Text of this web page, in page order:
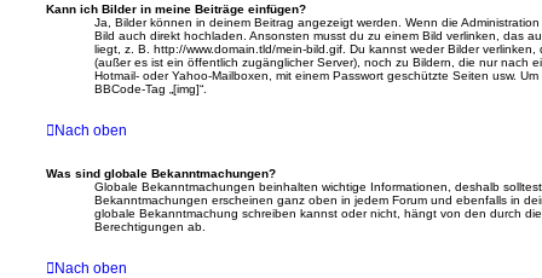
Kann ich Bilder in meine Beiträge einfügen?
Ja, Bilder können in deinem Beitrag angezeigt werden. Wenn die
Bild auch direkt hochladen. Ansonsten musst du zu einem Bild verlinken, das
liegt, z. B. http://www.domain.tld/mein-bild.gif. Du kannst weder Bilder
(außer es ist ein öffentlich zugänglicher Server), noch zu Bildern, die nur nach
Hotmail- oder Yahoo-Mailboxen, mit einem Passwort geschützte Seiten usw.
BBCode-Tag „[img]“.
Nach oben
Was sind globale Bekanntmachungen?
Globale Bekanntmachungen beinhalten wichtige Informationen, deshalb
Bekanntmachungen erscheinen ganz oben in jedem Forum und ebenfalls in
globale Bekanntmachung schreiben kannst oder nicht, hängt von den durch
Berechtigungen ab.
Nach oben